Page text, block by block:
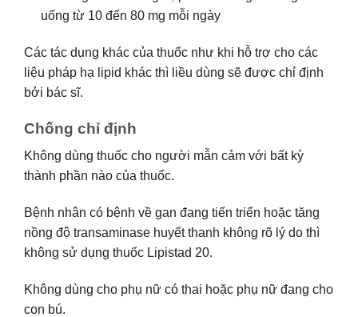
uống từ 10 đến 80 mg mỗi ngày
Các tác dụng khác của thuốc như khi hỗ trợ cho các
liệu pháp hạ lipid khác thì liều dùng sẽ được chỉ định
bởi bác sĩ.
Chống chỉ định
Không dùng thuốc cho người mẫn cảm với bất kỳ
thành phần nào của thuốc.
Bệnh nhân có bệnh về gan đang tiến triển hoặc tăng
nồng độ transaminase huyết thanh không rõ lý do thì
không sử dụng thuốc Lipistad 20.
Không dùng cho phụ nữ có thai hoặc phụ nữ đang cho
con bú.